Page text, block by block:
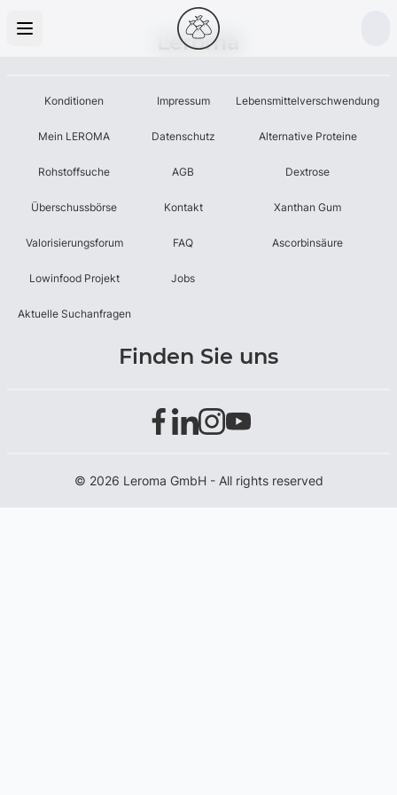
Leroma
Konditionen
Mein LEROMA
Rohstoffsuche
Überschussbörse
Valorisierungsforum
Lowinfood Projekt
Aktuelle Suchanfragen
Impressum
Datenschutz
AGB
Kontakt
FAQ
Jobs
Lebensmittelverschwendung
Alternative Proteine
Dextrose
Xanthan Gum
Ascorbinsäure
Finden Sie uns
© 2026 Leroma GmbH - All rights reserved